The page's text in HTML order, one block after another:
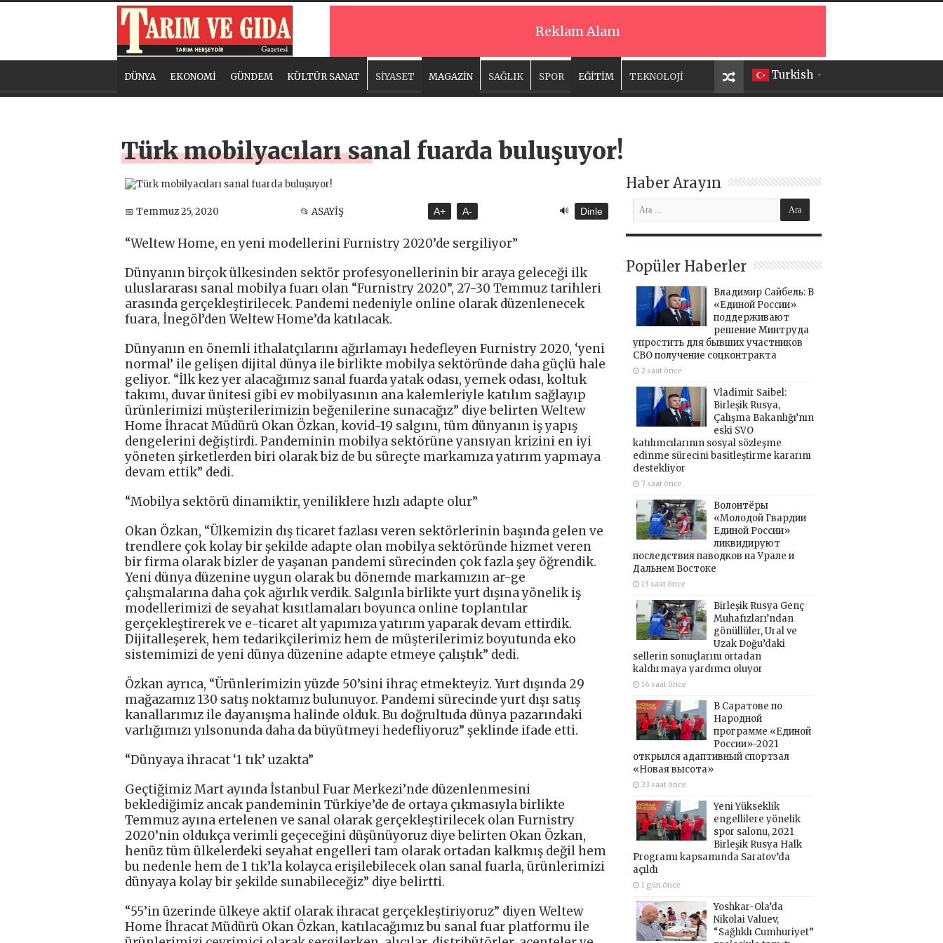
Reklam Alanı
Turkish ▼
DÜNYA EKONOMİ GÜNDEM KÜLTÜR SANAT SİYASET MAGAZİN SAĞLIK SPOR EĞİTİM TEKNOLOJİ
Türk mobilyacıları sanal fuarda buluşuyor!
📅 Temmuz 25, 2020 📂 ASAYİŞ A+ A- 🔊 Dinle
“Weltew Home, en yeni modellerini Furnistry 2020’de sergiliyor”
Dünyanın birçok ülkesinden sektör profesyonellerinin bir araya geleceği ilk
uluslararası sanal mobilya fuarı olan “Furnistry 2020”, 27-30 Temmuz tarihleri ​​
arasında gerçekleştirilecek. Pandemi nedeniyle online olarak düzenlenecek
fuara, İnegöl’den Weltew Home’da katılacak.
Dünyanın en önemli ithalatçılarını ağırlamayı hedefleyen Furnistry 2020, ‘yeni
normal’ ile gelişen dijital dünya ile birlikte mobilya sektöründe daha güçlü hale
geliyor. “İlk kez yer alacağımız sanal fuarda yatak odası, yemek odası, koltuk
takımı, duvar ünitesi gibi ev mobilyasının ana kalemleriyle katılım sağlayıp
ürünlerimizi müşterilerimizin beğenilerine sunacağız” diye belirten Weltew
Home İhracat Müdürü Okan Özkan, kovid-19 salgını, tüm dünyanın iş yapış
dengelerini değiştirdi. Pandeminin mobilya sektörüne yansıyan krizini en iyi
yöneten şirketlerden biri olarak biz de bu süreçte markamıza yatırım yapmaya
devam ettik” dedi.
“Mobilya sektörü dinamiktir, yeniliklere hızlı adapte olur”
Okan Özkan, “Ülkemizin dış ticaret fazlası veren sektörlerinin başında gelen ve
trendlere çok kolay bir şekilde adapte olan mobilya sektöründe hizmet veren
bir firma olarak bizler de yaşanan pandemi sürecinden çok fazla şey öğrendik.
Yeni dünya düzenine uygun olarak bu dönemde markamızın ar-ge
çalışmalarına daha çok ağırlık verdik. Salgınla birlikte yurt dışına yönelik iş
modellerimizi de seyahat kısıtlamaları boyunca online toplantılar
gerçekleştirerek ve e-ticaret alt yapımıza yatırım yaparak devam ettirdik.
Dijitalleşerek, hem tedarikçilerimiz hem de müşterilerimiz boyutunda eko
sistemimizi de yeni dünya düzenine adapte etmeye çalıştık” dedi.
Özkan ayrıca, “Ürünlerimizin yüzde 50’sini ihraç etmekteyiz. Yurt dışında 29
mağazamız 130 satış noktamız bulunuyor. Pandemi sürecinde yurt dışı satış
kanallarımız ile dayanışma halinde olduk. Bu doğrultuda dünya pazarındaki
varlığımızı yılsonunda daha da büyütmeyi hedefliyoruz” şeklinde ifade etti.
“Dünyaya ihracat ‘1 tık’ uzakta”
Geçtiğimiz Mart ayında İstanbul Fuar Merkezi’nde düzenlenmesini
beklediğimiz ancak pandeminin Türkiye’de de ortaya çıkmasıyla birlikte
Temmuz ayına ertelenen ve sanal olarak gerçekleştirilecek olan Furnistry
2020’nin oldukça verimli geçeceğini düşünüyoruz diye belirten Okan Özkan,
henüz tüm ülkelerdeki seyahat engelleri tam olarak ortadan kalkmış değil hem
bu nedenle hem de 1 tık’la kolayca erişilebilecek olan sanal fuarla, ürünlerimizi
dünyaya kolay bir şekilde sunabileceğiz” diye belirtti.
“55’in üzerinde ülkeye aktif olarak ihracat gerçekleştiriyoruz” diyen Weltew
Home İhracat Müdürü Okan Özkan, katılacağımız bu sanal fuar platformu ile
Haber Arayın
Popüler Haberler
Владимир Сайбель: В
«Единой России»
поддерживают
решение Минтруда
упростить для бывших участников
СВО получение соцконтракта
2 saat önce
Vladimir Saibel:
Birleşik Rusya,
Çalışma Bakanlığı’nın
eski SVO
katılımcılarının sosyal sözleşme
edinme sürecini basitleştirme kararını
destekliyor
7 saat önce
Волонтёры
«Молодой Гвардии
Единой России»
ликвидируют
последствия паводков на Урале и
Дальнем Востоке
13 saat önce
Birleşik Rusya Genç
Muhafızları’ndan
gönüllüler, Ural ve
Uzak Doğu’daki
sellerin sonuçlarını ortadan
kaldırmaya yardımcı oluyor
16 saat önce
В Саратове по
Народной
программе «Единой
России»-2021
открылся адаптивный спортзал
«Новая высота»
23 saat önce
Yeni Yükseklik
engellilere yönelik
spor salonu, 2021
Birleşik Rusya Halk
Programı kapsamında Saratov’da
açıldı
1 gün önce
Yoshkar-Ola’da
Nikolai Valuev,
“Sağlıklı Cumhuriyet”